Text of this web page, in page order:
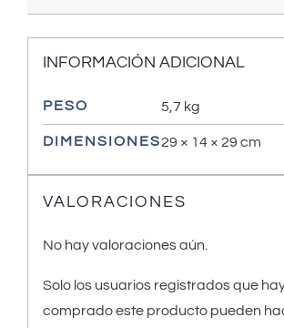
INFORMACIÓN ADICIONAL
PESO 5,7 kg
DIMENSIONES29 × 14 × 29 cm
VALORACIONES
No hay valoraciones aún.
Solo los usuarios registrados que
comprado este producto pueden